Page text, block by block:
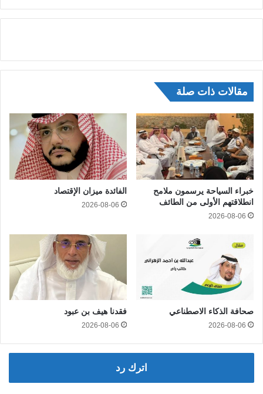
مقالات ذات صلة
خبراء السياحة يرسمون ملامح
انطلاقتهم الأولى من الطائف
2026-08-06
الفائدة ميزان الإقتصاد
2026-08-06
صحافة الذكاء الاصطناعي
2026-08-06
فقدنا هيف بن عبود
2026-08-06
اترك رد